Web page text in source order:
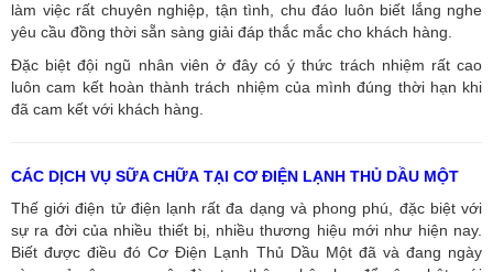
làm việc rất chuyên nghiệp, tận tình, chu đáo luôn biết lắng nghe
yêu cầu đồng thời sẵn sàng giải đáp thắc mắc cho khách hàng.
Đặc biệt đội ngũ nhân viên ở đây có ý thức trách nhiệm rất cao
luôn cam kết hoàn thành trách nhiệm của mình đúng thời hạn khi
đã cam kết với khách hàng.
CÁC DỊCH VỤ SỮA CHỮA TẠI CƠ ĐIỆN LẠNH THỦ DẦU MỘT
Thế giới điện tử điện lạnh rất đa dạng và phong phú, đặc biệt với
sự ra đời của nhiều thiết bị, nhiều thương hiệu mới như hiện nay.
Biết được điều đó Cơ Điện Lạnh Thủ Dầu Một đã và đang ngày